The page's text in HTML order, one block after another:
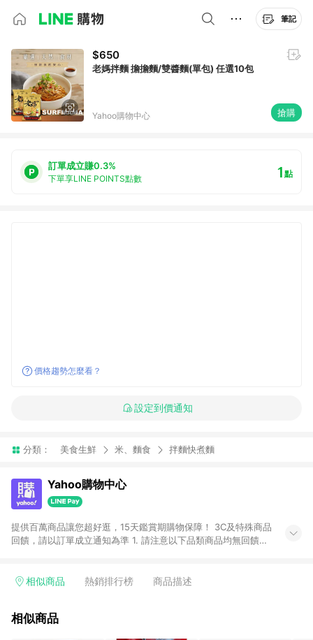
筆記
$650
老媽拌麵 擔擔麵/雙醬麵(單包) 任選10包
Yahoo購物中心 搶購
訂單成立賺0.3%
下單享LINE POINTS點數 1點
價格趨勢怎麼看？
設定到價通知
分類： 美食生鮮 米、麵食 拌麵快煮麵
Yahoo購物中心
提供百萬商品讓您超好逛，15天鑑賞期購物保障！ 3C及特殊商品
回饋，請以訂單成立通知為準 1. 請注意以下品類商品均無回饋：
電玩/遊戲/相機/單眼/鏡頭/拍立得 [2024/6/1起適用] -內接硬
的購回饋活動享Yahoo超贈點回饋者 - 購物中心商店之商品：商
相似商品 熱銷排行榜 商品描述
相似商品